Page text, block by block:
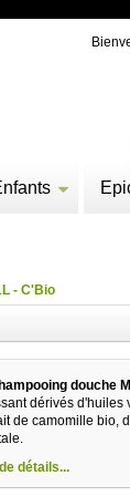
- C'Bio
douche
dérivés d'huiles
de camomille bio,
détails...